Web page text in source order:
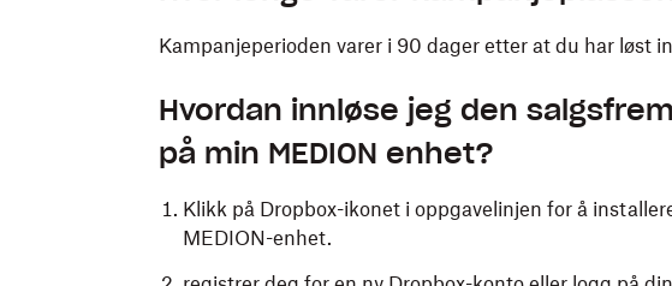
Kampanjeperioden varer i 90 dager etter at du har løst
Hvordan innløse jeg den
på min MEDION enhet?
Klikk på Dropbox-ikonet i oppgavelinjen for å
MEDION-enhet.